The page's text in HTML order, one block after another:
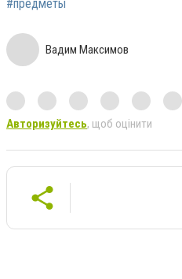
#предметы
Вадим Максимов
Авторизуйтесь, щоб оцінити